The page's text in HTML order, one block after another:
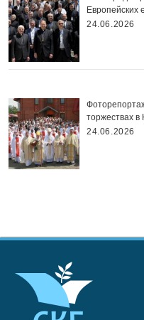
Европейских
24.06.2026
торжествах в
24.06.2026